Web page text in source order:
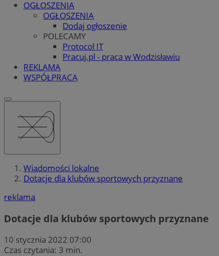
OGŁOSZENIA
OGŁOSZENIA
Dodaj ogłoszenie
POLECAMY
Protocol IT
Pracuj.pl - praca w Wodzisławiu
REKLAMA
WSPÓŁPRACA
Wiadomości lokalne
Dotacje dla klubów sportowych przyznane
reklama
Dotacje dla klubów sportowych przyznane
10 stycznia 2022 07:00
Czas czytania: 3 min.